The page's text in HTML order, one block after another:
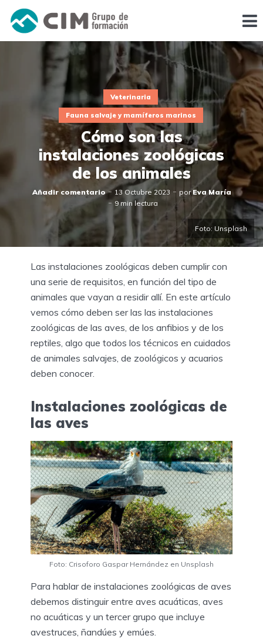
Foto: Unsplash
Veterinaria
Fauna salvaje y mamíferos marinos
Cómo son las
instalaciones zoológicas
de los animales
Añadir comentario 13 Octubre 2023 porEva María
9 min lectura
Las instalaciones zoológicas deben cumplir con
una serie de requisitos, en función del tipo de
animales que vayan a residir allí. En este artículo
vemos cómo deben ser las las instalaciones
zoológicas de las aves, de los anfibios y de los
reptiles, algo que todos los técnicos en cuidados
de animales salvajes, de zoológicos y acuarios
deben conocer.
Instalaciones zoológicas de
las aves
Foto: Crisoforo Gaspar Hernández en Unsplash
Para hablar de instalaciones zoológicas de aves
debemos distinguir entre aves acuáticas, aves
no acuáticas y un tercer grupo que incluye
avestruces, ñandúes y emúes.